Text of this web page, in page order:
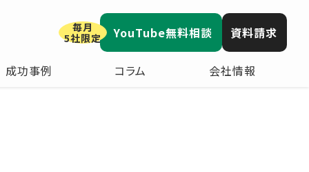
成功事例 コラム 会社情報
毎月
5社限定
YouTube無料相談 資料請求